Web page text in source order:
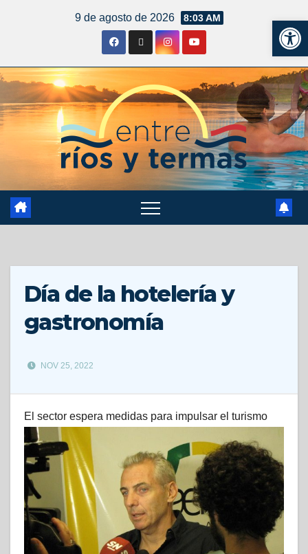
9 de agosto de 2026 8:03 AM
Día de la hotelería y
gastronomía
NOV 25, 2022
El sector espera medidas para impulsar el turismo